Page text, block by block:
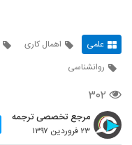
علمی اهمال کاری
روانشناسی
۳۰۲
مرجع تخصصی ترجمه
۲۳ فروردین ۱۳۹۷